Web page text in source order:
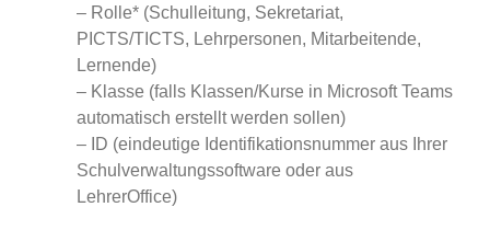
– Rolle* (Schulleitung, Sekretariat,
PICTS/TICTS, Lehrpersonen, Mitarbeitende,
Lernende)
– Klasse (falls Klassen/Kurse in Microsoft Teams
automatisch erstellt werden sollen)
– ID (eindeutige Identifikationsnummer aus Ihrer
Schulverwaltungssoftware oder aus
LehrerOffice)